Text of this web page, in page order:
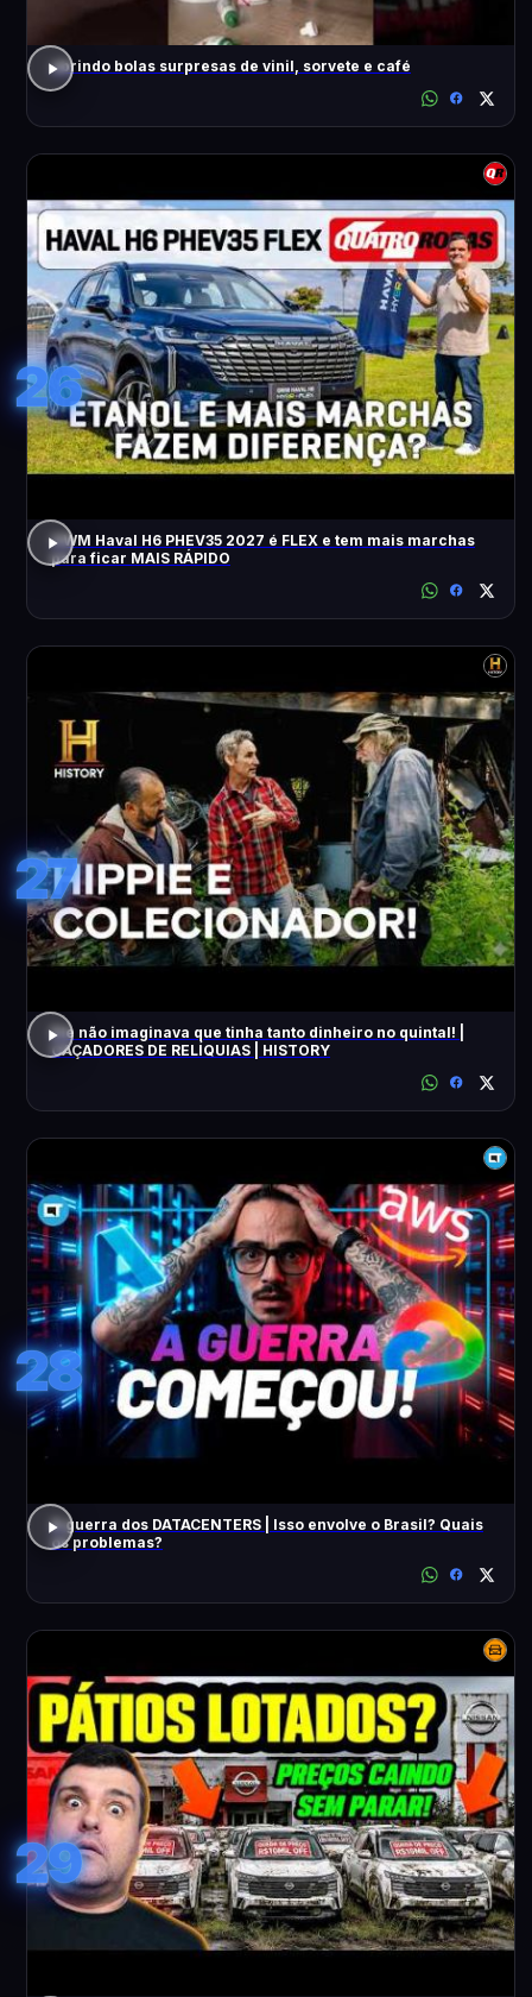
abrindo bolas surpresas de vinil, sorvete e café
26
GWM Haval H6 PHEV35 2027 é FLEX e tem mais marchas
para ficar MAIS RÁPIDO
27
Ele não imaginava que tinha tanto dinheiro no quintal! |
CAÇADORES DE RELÍQUIAS | HISTORY
28
A guerra dos DATACENTERS | Isso envolve o Brasil? Quais
os problemas?
29